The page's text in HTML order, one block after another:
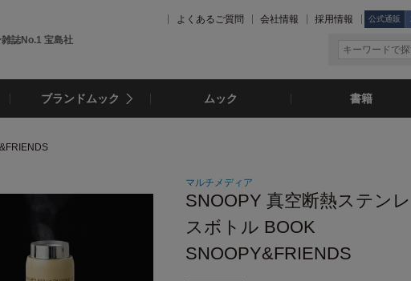
誌No.1 宝島社
よくあるご質問 会社情報 採用情報 公式通販
ブランドムック ムック 書籍
マルチメディア
SNOOPY 真空断熱ステンレ
スボトル BOOK
SNOOPY&FRIENDS